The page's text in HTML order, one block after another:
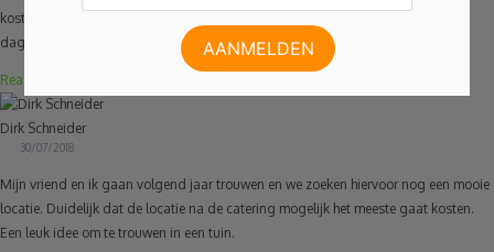
kosten schrikten me wel af, maar deze tips plaatsen alles toch in een ander
daglicht.
Reageren
Dirk Schneider
30/07/2018
Mijn vriend en ik gaan volgend jaar trouwen en we zoeken hiervoor nog een mooie
locatie. Duidelijk dat de locatie na de catering mogelijk het meeste gaat kosten.
Een leuk idee om te trouwen in een tuin.